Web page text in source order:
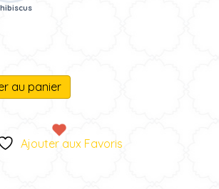
au panier
l
r
Ajouter aux Favoris